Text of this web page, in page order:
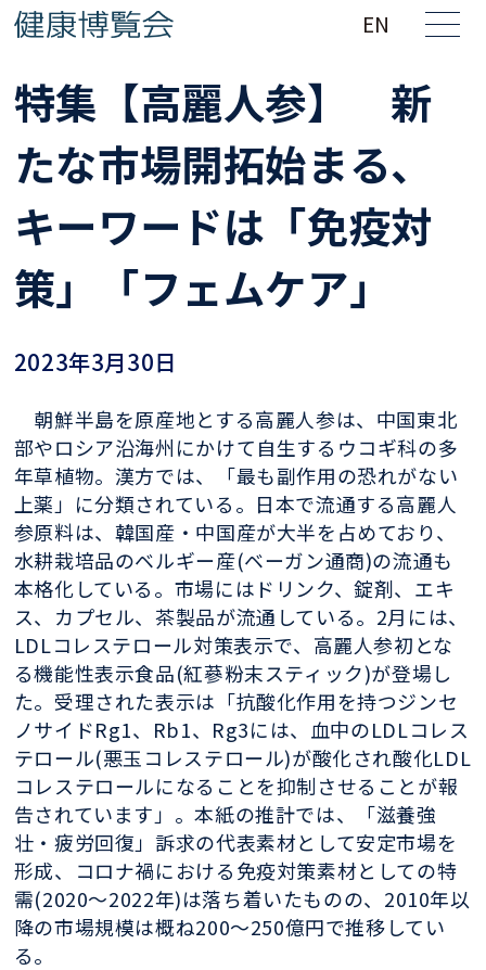
EN
特集【高麗人参】 新
たな市場開拓始まる、
キーワードは「免疫対
策」「フェムケア」
2023年3月30日
朝鮮半島を原産地とする高麗人参は、中国東北
部やロシア沿海州にかけて自生するウコギ科の多
年草植物。漢方では、「最も副作用の恐れがない
上薬」に分類されている。日本で流通する高麗人
参原料は、韓国産・中国産が大半を占めており、
水耕栽培品のベルギー産(ベーガン通商)の流通も
本格化している。市場にはドリンク、錠剤、エキ
ス、カプセル、茶製品が流通している。2月には、
LDLコレステロール対策表示で、高麗人参初とな
る機能性表示食品(紅蔘粉末スティック)が登場し
た。受理された表示は「抗酸化作用を持つジンセ
ノサイドRg1、Rb1、Rg3には、血中のLDLコレス
テロール(悪玉コレステロール)が酸化され酸化LDL
コレステロールになることを抑制させることが報
告されています」。本紙の推計では、「滋養強
壮・疲労回復」訴求の代表素材として安定市場を
形成、コロナ禍における免疫対策素材としての特
需(2020〜2022年)は落ち着いたものの、2010年以
降の市場規模は概ね200〜250億円で推移してい
る。